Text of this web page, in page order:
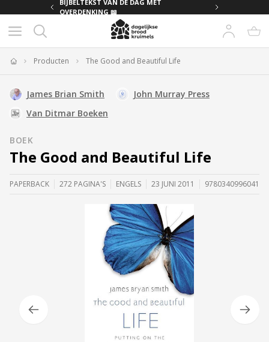
BIJBELTEKST VAN DE DAG MET
OVERDENKING 📖
Producten The Good and Beautiful Life
James Brian Smith
John Murray Press
Van Ditmar Boeken
BOEK
The Good and Beautiful Life
PAPERBACK 272 PAGINA'S ENGELS 23 JUNI 2011 9780340996041